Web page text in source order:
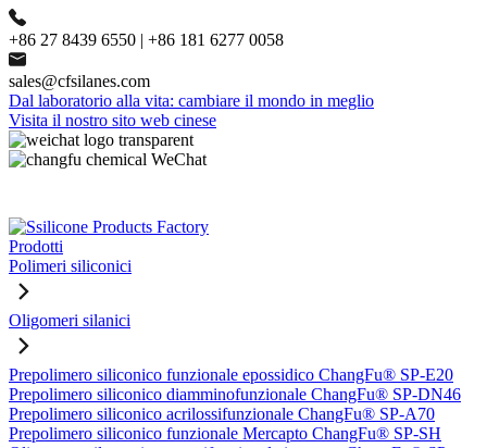
+86 27 8439 6550 | +86 181 6277 0058
sales@cfsilanes.com
Dal laboratorio alla vita: cambiare il mondo in meglio
Visita il nostro sito web cinese
Prodotti
Polimeri siliconici
Oligomeri silanici
Prepolimero siliconico funzionale epossidico ChangFu® SP-E20
Prepolimero siliconico diamminofunzionale ChangFu® SP-DN46
Prepolimero siliconico acrilossifunzionale ChangFu® SP-A70
Prepolimero siliconico funzionale Mercapto ChangFu® SP-SH